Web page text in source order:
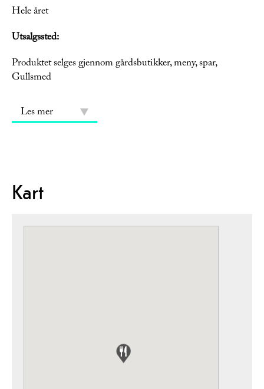
Hele året
Utsalgssted:
Produktet selges gjennom gårdsbutikker, meny, spar,
Gullsmed
Les mer
Kart